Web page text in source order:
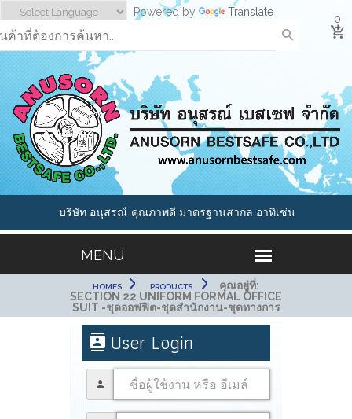
Powered by Translate
0
CO.,LTD - บริษัท อนุสรณ์
ำด้านอุปกรณ์นิรภัย และ
มากกว่า 1000 รายการ
คุณภาพดี มาตรฐานสากล อาทิเช่น รองเท้าเซฟ
หมวกนิรภัย, แว่นตาเซฟตี้, ถุงมือกันสารเคมี, ชุด
กันสารเคมี,หน้ากากกันสารพิษ, อุปกรณ์กันตก,
HOMES PRODUCTS
คุณอยู่ที่:
SECTION 22 UNIFORM FORMAL OFFICE
SUIT -ชุดออฟฟิต-ชุดสำนักงาน-ชุดทางการ
User Login